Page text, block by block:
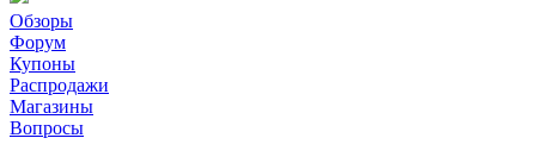
Обзоры
Форум
Купоны
Распродажи
Магазины
Вопросы